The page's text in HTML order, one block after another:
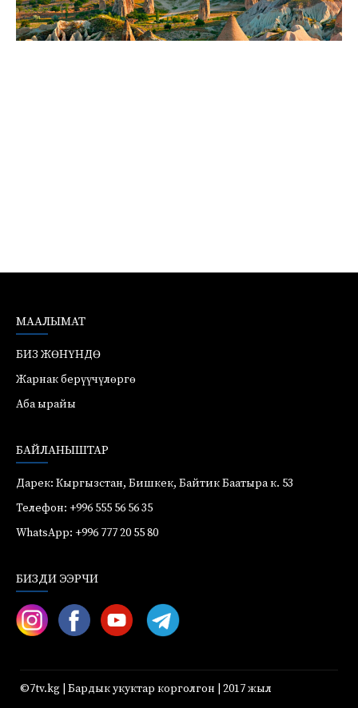
МААЛЫМАТ
БИЗ ЖӨНҮНДӨ
Жарнак берүүчүлөргө
Аба ырайы
БАЙЛАНЫШТАР
Дарек: Кыргызстан, Бишкек, Байтик Баатыра к. 53
Телефон: +996 555 56 56 35
WhatsApp: +996 777 20 55 80
БИЗДИ ЭЭРЧИ
©7tv.kg | Бардык укуктар корголгон | 2017 жыл